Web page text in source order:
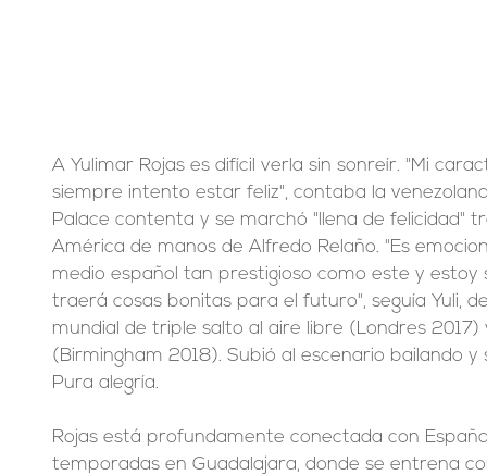
A Yulimar Rojas es difícil verla sin sonreír. "Mi
siempre intento estar feliz", contaba la
Palace contenta y se marchó "llena de felicidad"
América de manos de Alfredo Relaño. "Es
medio español tan prestigioso como este y
traerá cosas bonitas para el futuro", seguía Yuli,
mundial de triple salto al aire libre (Londres
(Birmingham 2018). Subió al escenario bailando
Pura alegría.
Rojas está profundamente conectada con
temporadas en Guadalajara, donde se entrena